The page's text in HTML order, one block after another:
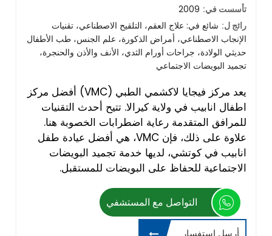
تأسست في: 2009
رائج ل: شائع في: علاج العقم، التلقيح الاصطناعي، تقنيات
الإنجاب الاصطناعي، أمراض الذكورة، علم الجنس، طب الأطفال
حديثي الولادة، جراحات أورام الثدي، الأنف والأذن والحنجرة،
تجميد البويضات الاجتماعي
يعد مركز فيجايا لاكشمي الطبي (VMC) أفضل مركز
اطفال انابيب في ولاية كيرالا. تتيح أحدث التقنيات
للمرافق المتقدمة رعاية اضطرابات الخصوبة هنا.
علاوة على ذلك، فإن VMC، هي أفضل عيادة طفل
انابيب في كوتشي، لديها خدمة تجميد البويضات
الاجتماعية للحفاظ على البويضات للمستقبل.
التواصل مع المستشفي
أرسل إستفسار